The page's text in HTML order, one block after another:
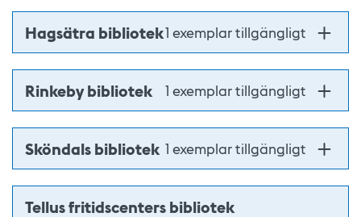
Hagsätra bibliotek1 exemplar tillgängligt
Rinkeby bibliotek 1 exemplar tillgängligt
Sköndals bibliotek 1 exemplar tillgängligt
Tellus fritidscenters bibliotek